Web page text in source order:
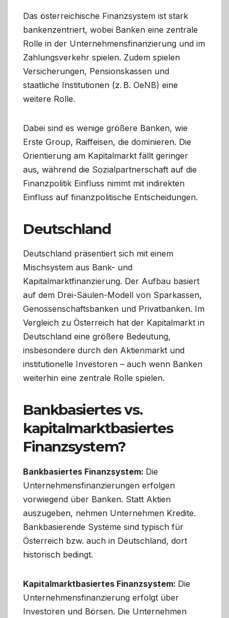
Das österreichische Finanzsystem ist stark
bankenzentriert, wobei Banken eine zentrale
Rolle in der Unternehmensfinanzierung und im
Zahlungsverkehr spielen. Zudem spielen
Versicherungen, Pensionskassen und
staatliche Institutionen (z. B. OeNB) eine
weitere Rolle.
Dabei sind es wenige größere Banken, wie
Erste Group, Raiffeisen, die dominieren. Die
Orientierung am Kapitalmarkt fällt geringer
aus, während die Sozialpartnerschaft auf die
Finanzpolitik Einfluss nimmt mit indirekten
Einfluss auf finanzpolitische Entscheidungen.
Deutschland
Deutschland präsentiert sich mit einem
Mischsystem aus Bank- und
Kapitalmarktfinanzierung. Der Aufbau basiert
auf dem Drei-Säulen-Modell von Sparkassen,
Genossenschaftsbanken und Privatbanken. Im
Vergleich zu Österreich hat der Kapitalmarkt in
Deutschland eine größere Bedeutung,
insbesondere durch den Aktienmarkt und
institutionelle Investoren – auch wenn Banken
weiterhin eine zentrale Rolle spielen.
Bankbasiertes vs.
kapitalmarktbasiertes
Finanzsystem?
Bankbasiertes Finanzsystem: Die
Unternehmensfinanzierungen erfolgen
vorwiegend über Banken. Statt Aktien
auszugeben, nehmen Unternehmen Kredite.
Bankbasierende Systeme sind typisch für
Österreich bzw. auch in Deutschland, dort
historisch bedingt.
Kapitalmarktbasiertes Finanzsystem: Die
Unternehmensfinanzierung erfolgt über
Investoren und Börsen. Die Unternehmen